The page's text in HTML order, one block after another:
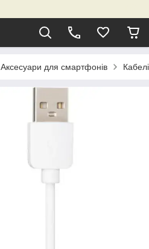
Аксесуари для смартфонів